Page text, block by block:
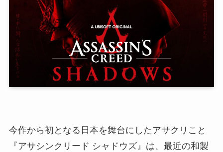
今作から初となる日本を舞台にしたアサクリこと
『アサシンクリード シャドウズ』は、最近の和製